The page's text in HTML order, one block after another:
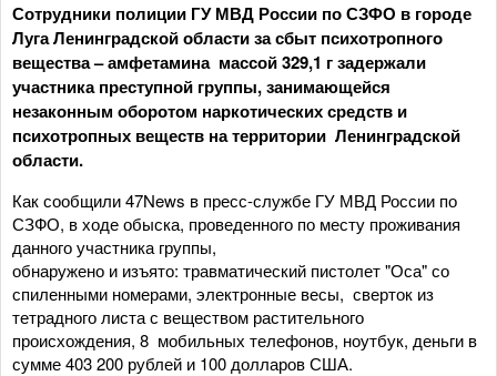
Сотрудники полиции ГУ МВД России по СЗФО в городе
Луга Ленинградской области за сбыт психотропного
вещества – амфетамина массой 329,1 г задержали
участника преступной группы, занимающейся
незаконным оборотом наркотических средств и
психотропных веществ на территории Ленинградской
области.
Как сообщили 47News в пресс-службе ГУ МВД России по
СЗФО, в ходе обыска, проведенного по месту проживания
данного участника группы,
обнаружено и изъято: травматический пистолет "Оса" со
спиленными номерами, электронные весы, сверток из
тетрадного листа с веществом растительного
происхождения, 8 мобильных телефонов, ноутбук, деньги в
сумме 403 200 рублей и 100 долларов США.